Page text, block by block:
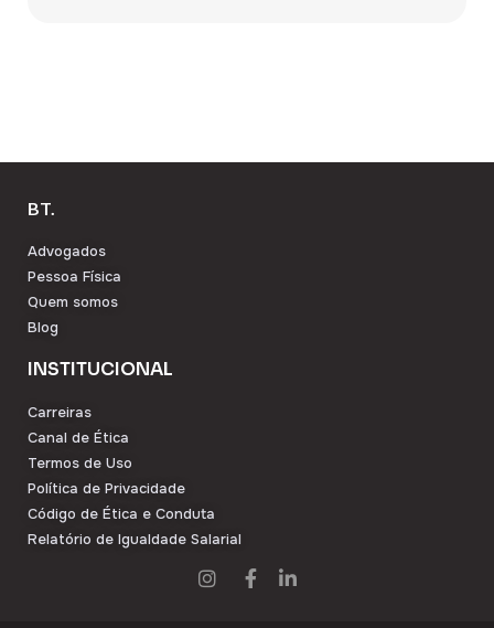
BT.
Advogados
Pessoa Física
Quem somos
Blog
INSTITUCIONAL
Carreiras
Canal de Ética
Termos de Uso
Política de Privacidade
Código de Ética e Conduta
Relatório de Igualdade Salarial